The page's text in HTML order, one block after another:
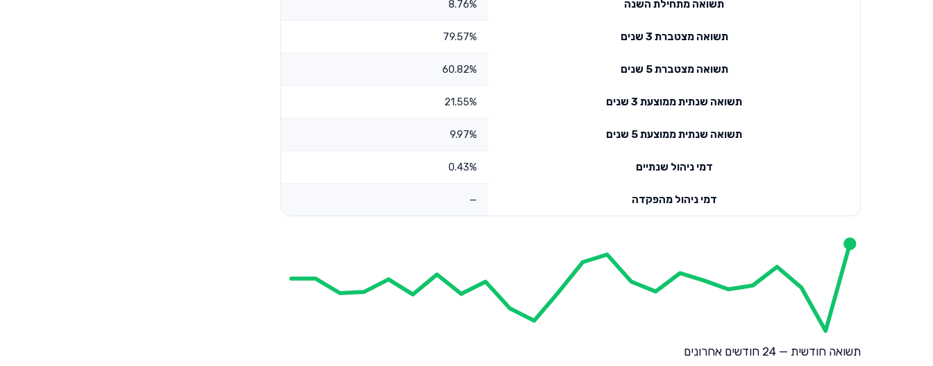
תשואה מתחילת השנה 8.76%
תשואה מצטברת 3 שנים 79.57%
תשואה מצטברת 5 שנים 60.82%
תשואה שנתית ממוצעת 3 שנים 21.55%
תשואה שנתית ממוצעת 5 שנים 9.97%
דמי ניהול שנתיים 0.43%
דמי ניהול מהפקדה —
תשואה חודשית — 24 חודשים אחרונים